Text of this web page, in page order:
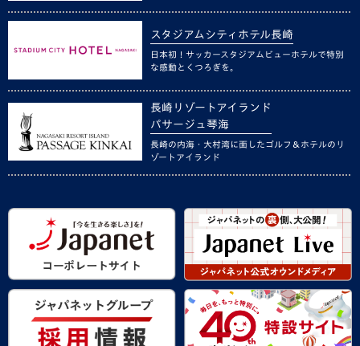
スタジアムシティホテル長崎
日本初！サッカースタジアムビューホテルで特別
な感動とくつろぎを。
長崎リゾートアイランド
パサージュ琴海
長崎の内海・大村湾に面したゴルフ＆ホテルのリ
ゾートアイランド